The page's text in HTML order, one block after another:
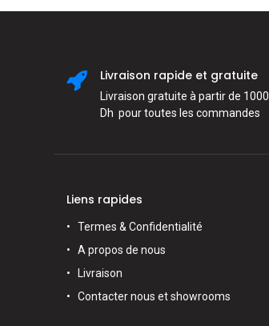
Livraison rapide et gratuite
Livraison gratuite à partir de 1000
Dh pour toutes les commandes
Liens rapides
Termes & Confidentialité
A propos de nous
Livraison
Contacter nous et showrooms